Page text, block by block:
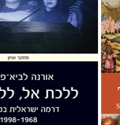
הנחת אתר ספר
$42
$38